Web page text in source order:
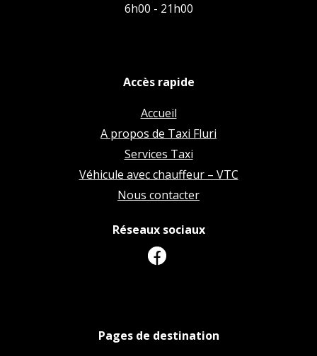
6h00 - 21h00
Accès rapide
Accueil
A propos de Taxi Fluri
Services Taxi
Véhicule avec chauffeur – VTC
Nous contacter
Réseaux sociaux
Pages de destination